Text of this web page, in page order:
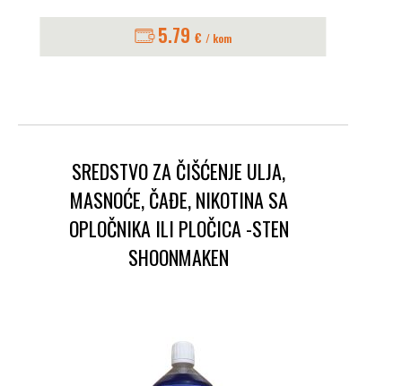
5.79 € / kom
SREDSTVO ZA ČIŠĆENJE ULJA,
MASNOĆE, ČAĐE, NIKOTINA SA
OPLOČNIKA ILI PLOČICA -STEN
SHOONMAKEN